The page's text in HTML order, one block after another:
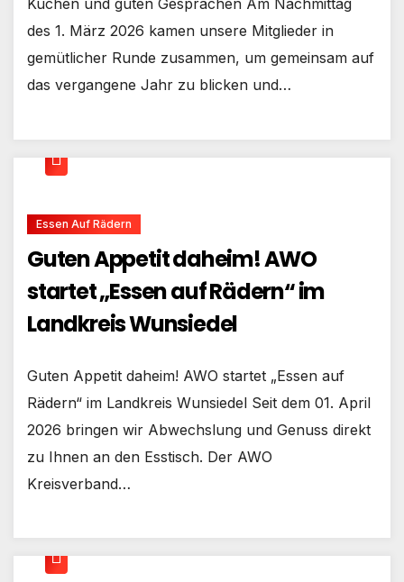
Kuchen und guten Gesprächen Am Nachmittag
des 1. März 2026 kamen unsere Mitglieder in
gemütlicher Runde zusammen, um gemeinsam auf
das vergangene Jahr zu blicken und…
Essen Auf Rädern
Guten Appetit daheim! AWO
startet „Essen auf Rädern“ im
Landkreis Wunsiedel
Guten Appetit daheim! AWO startet „Essen auf
Rädern“ im Landkreis Wunsiedel Seit dem 01. April
2026 bringen wir Abwechslung und Genuss direkt
zu Ihnen an den Esstisch. Der AWO
Kreisverband…